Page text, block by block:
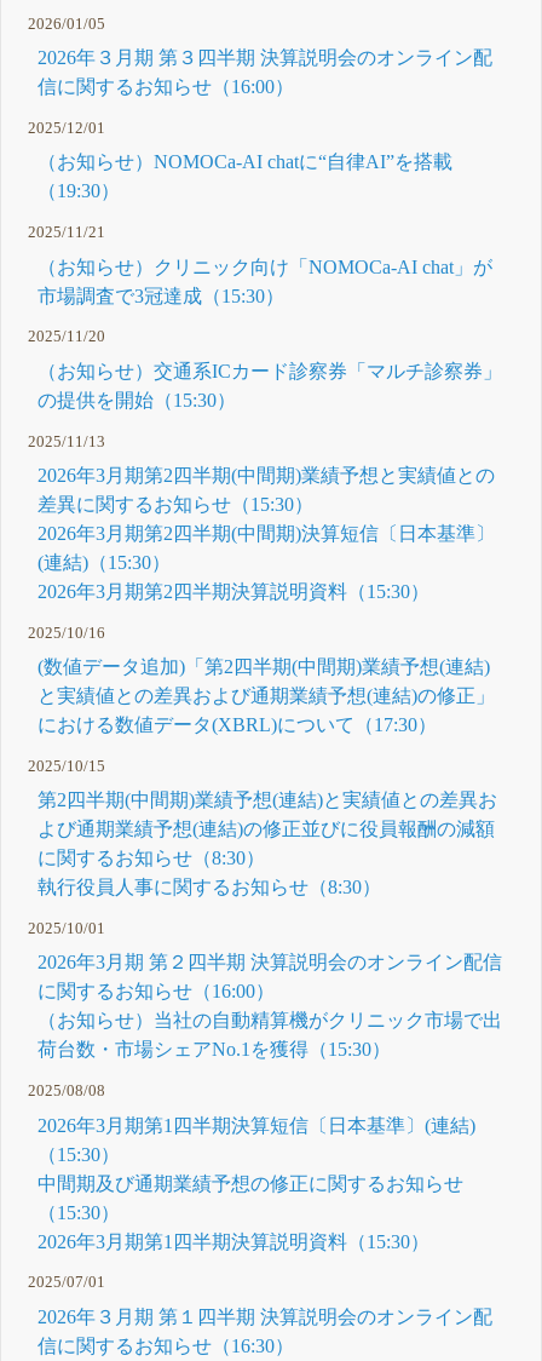
2026/01/05
2026年３月期 第３四半期 決算説明会のオンライン配
信に関するお知らせ（16:00）
2025/12/01
（お知らせ）NOMOCa-AI chatに“自律AI”を搭載
（19:30）
2025/11/21
（お知らせ）クリニック向け「NOMOCa-AI chat」が
市場調査で3冠達成（15:30）
2025/11/20
（お知らせ）交通系ICカード診察券「マルチ診察券」
の提供を開始（15:30）
2025/11/13
2026年3月期第2四半期(中間期)業績予想と実績値との
差異に関するお知らせ（15:30）
2026年3月期第2四半期(中間期)決算短信〔日本基準〕
(連結)（15:30）
2026年3月期第2四半期決算説明資料（15:30）
2025/10/16
(数値データ追加)「第2四半期(中間期)業績予想(連結)
と実績値との差異および通期業績予想(連結)の修正」
における数値データ(XBRL)について（17:30）
2025/10/15
第2四半期(中間期)業績予想(連結)と実績値との差異お
よび通期業績予想(連結)の修正並びに役員報酬の減額
に関するお知らせ（8:30）
執行役員人事に関するお知らせ（8:30）
2025/10/01
2026年3月期 第２四半期 決算説明会のオンライン配信
に関するお知らせ（16:00）
（お知らせ）当社の自動精算機がクリニック市場で出
荷台数・市場シェアNo.1を獲得（15:30）
2025/08/08
2026年3月期第1四半期決算短信〔日本基準〕(連結)
（15:30）
中間期及び通期業績予想の修正に関するお知らせ
（15:30）
2026年3月期第1四半期決算説明資料（15:30）
2025/07/01
2026年３月期 第１四半期 決算説明会のオンライン配
信に関するお知らせ（16:30）